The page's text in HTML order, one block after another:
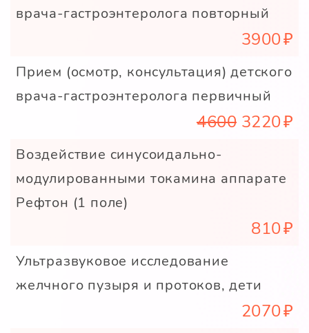
врача-гастроэнтеролога повторный
3900
Прием (осмотр, консультация) детского
врача-гастроэнтеролога первичный
4600 3220
Воздействие cинусоидально-
модулированными токамина аппарате
Рефтон (1 поле)
810
Ультразвуковое исследование
желчного пузыря и протоков, дети
2070